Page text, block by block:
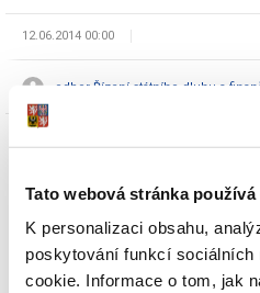
Tato webová stránka
K personalizaci obsahu,
poskytování funkcí
cookie. Informace o tom, jak
12.06.2014 00:00
odbor Řízení státního dluhu a
Dokumenty ke stažení